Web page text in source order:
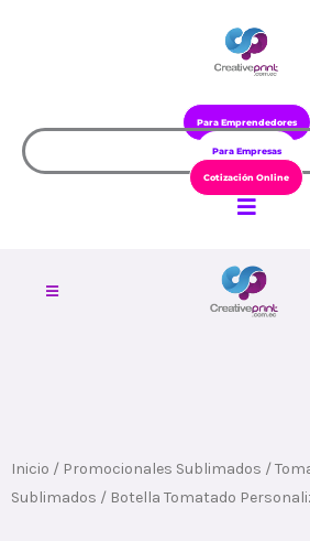
Para Emprendedores
Para Empresas
Cotización Online
Inicio / Promocionales Sublimados /
Sublimados / Botella Tomatado